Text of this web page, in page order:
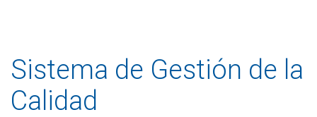
Sistema de Gestión de la
Calidad